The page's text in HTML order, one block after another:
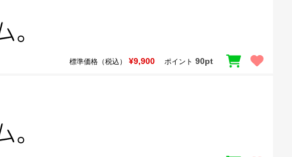
標準価格（税込） ¥9,900 ポイント 90pt